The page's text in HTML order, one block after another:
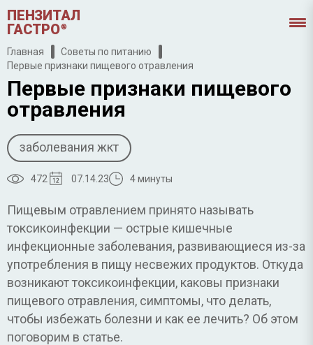
ПЕНЗИТАЛ
ГАСТРО®
Главная
Советы по питанию
Первые признаки пищевого отравления
Первые признаки пищевого
отравления
заболевания жкт
472 07.14.23 4 минуты
Пищевым отравлением принято называть
токсикоинфекции — острые кишечные
инфекционные заболевания, развивающиеся из-за
употребления в пищу несвежих продуктов. Откуда
возникают токсикоинфекции, каковы признаки
пищевого отравления, симптомы, что делать,
чтобы избежать болезни и как ее лечить? Об этом
поговорим в статье.